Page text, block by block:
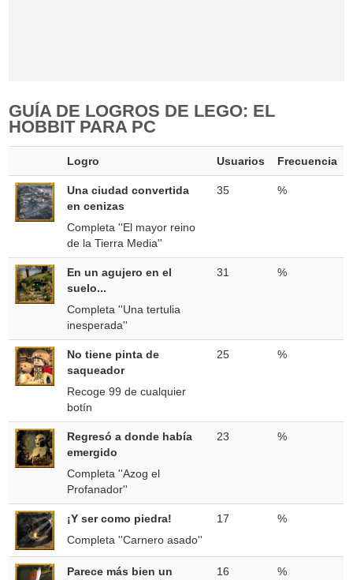
GUÍA DE LOGROS DE LEGO: EL
HOBBIT PARA PC
Logro Usuarios Frecuencia
Una ciudad convertida
en cenizas
Completa ''El mayor reino
de la Tierra Media''
35 %
En un agujero en el
suelo...
Completa ''Una tertulia
inesperada''
31 %
No tiene pinta de
saqueador
Recoge 99 de cualquier
botín
25 %
Regresó a donde había
emergido
Completa ''Azog el
Profanador''
23 %
¡Y ser como piedra!
Completa ''Carnero asado''
17 %
Parece más bien un
16 %